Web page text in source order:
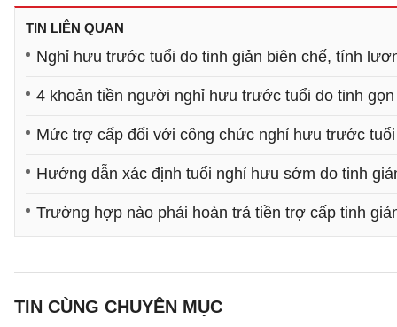
TIN LIÊN QUAN
Nghỉ hưu trước tuổi do tinh giản biên chế, tính
4 khoản tiền người nghỉ hưu trước tuổi do tinh
Mức trợ cấp đối với công chức nghỉ hưu trước
Hướng dẫn xác định tuổi nghỉ hưu sớm do tinh
Trường hợp nào phải hoàn trả tiền trợ cấp tinh
TIN CÙNG CHUYÊN MỤC